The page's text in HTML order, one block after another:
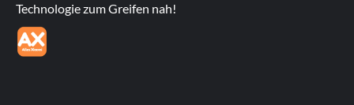
Technologie zum Greifen nah!